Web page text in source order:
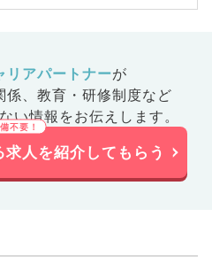
リアパートナーが
、 教育・研修制度など
い情報をお伝えします。
人を紹介してもらう